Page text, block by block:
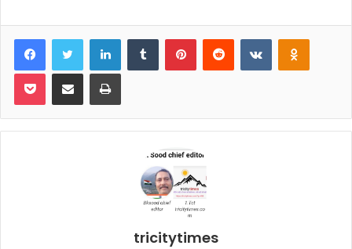
FacebookTwitter LinkedInTumblr PinterestReddit VKontakte
Pocket Share via Email Print
tricitytimes